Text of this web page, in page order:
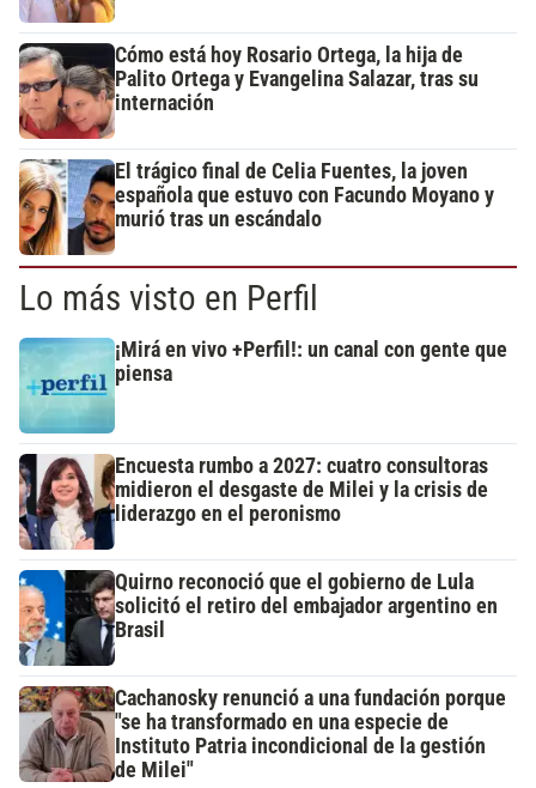
Cómo está hoy Rosario Ortega, la hija de
Palito Ortega y Evangelina Salazar, tras su
internación
El trágico final de Celia Fuentes, la joven
española que estuvo con Facundo Moyano y
murió tras un escándalo
Lo más visto en Perfil
¡Mirá en vivo +Perfil!: un canal con gente que
piensa
Encuesta rumbo a 2027: cuatro consultoras
midieron el desgaste de Milei y la crisis de
liderazgo en el peronismo
Quirno reconoció que el gobierno de Lula
solicitó el retiro del embajador argentino en
Brasil
Cachanosky renunció a una fundación porque
"se ha transformado en una especie de
Instituto Patria incondicional de la gestión
de Milei"